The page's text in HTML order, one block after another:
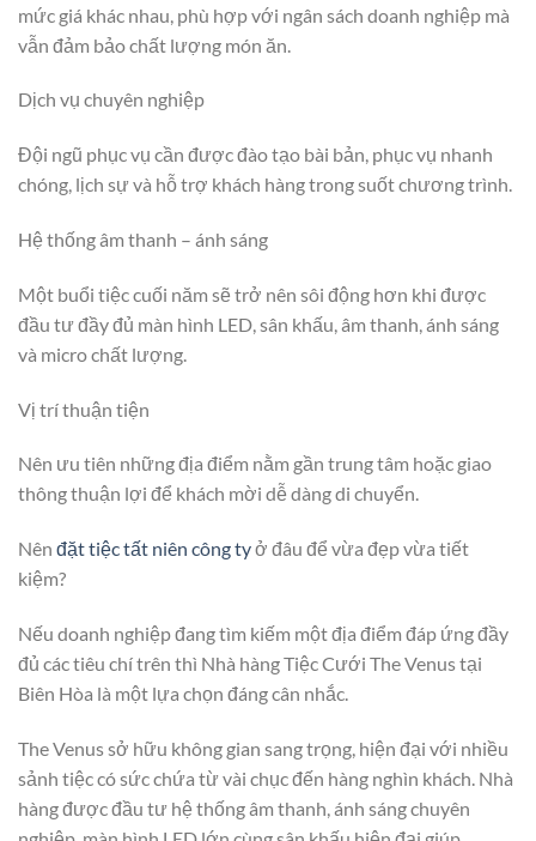
mức giá khác nhau, phù hợp với ngân sách doanh nghiệp mà
vẫn đảm bảo chất lượng món ăn.
Dịch vụ chuyên nghiệp
Đội ngũ phục vụ cần được đào tạo bài bản, phục vụ nhanh
chóng, lịch sự và hỗ trợ khách hàng trong suốt chương trình.
Hệ thống âm thanh – ánh sáng
Một buổi tiệc cuối năm sẽ trở nên sôi động hơn khi được
đầu tư đầy đủ màn hình LED, sân khấu, âm thanh, ánh sáng
và micro chất lượng.
Vị trí thuận tiện
Nên ưu tiên những địa điểm nằm gần trung tâm hoặc giao
thông thuận lợi để khách mời dễ dàng di chuyển.
Nên đặt tiệc tất niên công tyở đâu để vừa đẹp vừa tiết
kiệm?
Nếu doanh nghiệp đang tìm kiếm một địa điểm đáp ứng đầy
đủ các tiêu chí trên thì Nhà hàng Tiệc Cưới The Venus tại
Biên Hòa là một lựa chọn đáng cân nhắc.
The Venus sở hữu không gian sang trọng, hiện đại với nhiều
sảnh tiệc có sức chứa từ vài chục đến hàng nghìn khách. Nhà
hàng được đầu tư hệ thống âm thanh, ánh sáng chuyên